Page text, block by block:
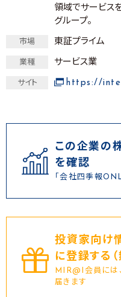
領域でサービス
グループ。
市場 東証プライム
業種 サービス業
サイト https://
この企業の
を確認
「会社四季報
投資家向け
に登録する（
MIR@I会員には
届きます